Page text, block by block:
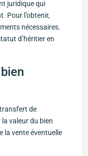
juridique qui
Pour l’obtenir,
nécessaires.
d’héritier en
de
valeur du bien⁤
la ‍vente éventuelle